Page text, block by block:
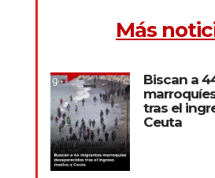
Más
Biscan a
tras el
Ceuta